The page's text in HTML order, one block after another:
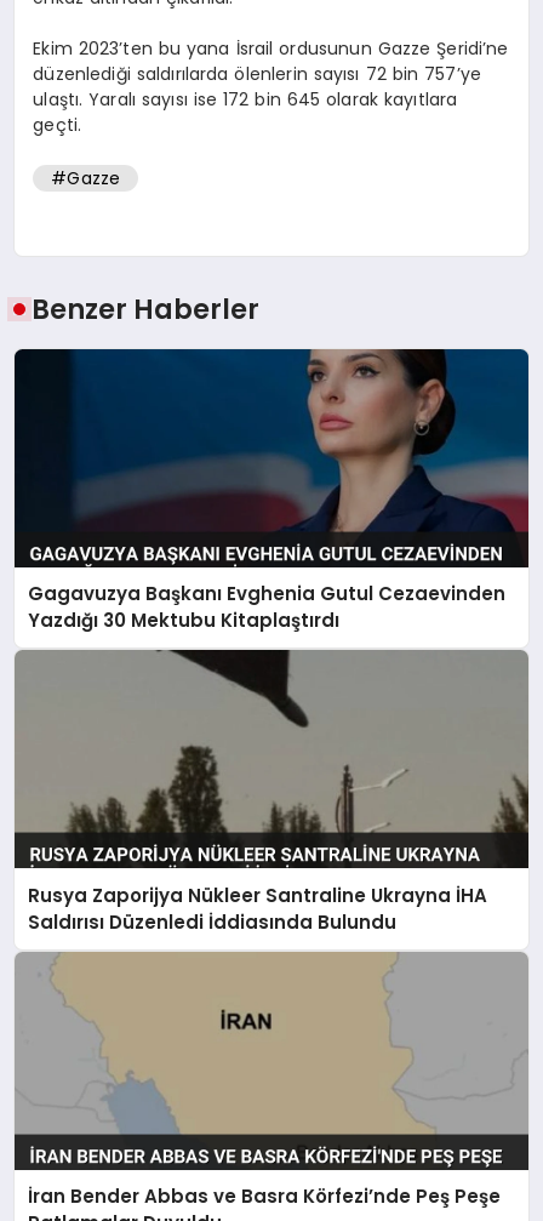
Ekim 2023’ten bu yana İsrail ordusunun Gazze Şeridi’ne
düzenlediği saldırılarda ölenlerin sayısı 72 bin 757’ye
ulaştı. Yaralı sayısı ise 172 bin 645 olarak kayıtlara
geçti.
#Gazze
Benzer Haberler
Gagavuzya Başkanı Evghenia Gutul Cezaevinden
Yazdığı 30 Mektubu Kitaplaştırdı
Rusya Zaporijya Nükleer Santraline Ukrayna İHA
Saldırısı Düzenledi İddiasında Bulundu
İran Bender Abbas ve Basra Körfezi’nde Peş Peşe